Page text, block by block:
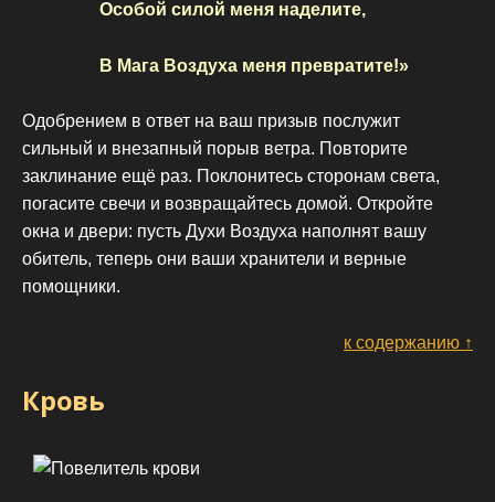
Особой силой меня наделите,
В Мага Воздуха меня превратите!»
Одобрением в ответ на ваш призыв послужит
сильный и внезапный порыв ветра. Повторите
заклинание ещё раз. Поклонитесь сторонам света,
погасите свечи и возвращайтесь домой. Откройте
окна и двери: пусть Духи Воздуха наполнят вашу
обитель, теперь они ваши хранители и верные
помощники.
к содержанию ↑
Кровь